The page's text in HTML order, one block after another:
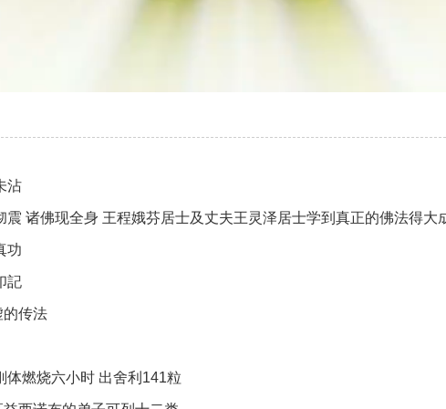
沾
震 诸佛现全身 王程娥芬居士及丈夫王灵泽居士学到真正的佛法得大
功
記
的传法
体燃烧六小时 出舍利141粒